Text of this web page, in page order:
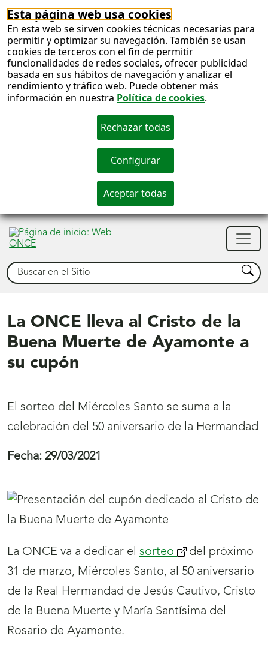
Esta página web usa cookies
En esta web se sirven cookies técnicas necesarias para
permitir y optimizar su navegación. También se usan
cookies de terceros con el fin de permitir
funcionalidades de redes sociales, ofrecer publicidad
basada en sus hábitos de navegación y analizar el
rendimiento y tráfico web. Puede obtener más
información en nuestra Política de cookies.
Buscar Buscar
La ONCE lleva al Cristo de la
Buena Muerte de Ayamonte a
su cupón
El sorteo del Miércoles Santo se suma a la
celebración del 50 aniversario de la Hermandad
Fecha: 29/03/2021
La ONCE va a dedicar el sorteo (se
abrirá
nueva
ventana)
del próximo
31 de marzo, Miércoles Santo, al 50 aniversario
de la Real Hermandad de Jesús Cautivo, Cristo
de la Buena Muerte y María Santísima del
Rosario de Ayamonte.